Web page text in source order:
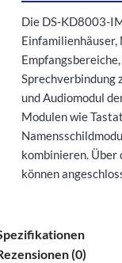
Die DS-KD8003-
Sprechverbindung
und Audiomodul
Modulen wie
kombinieren. Über
können
(0)